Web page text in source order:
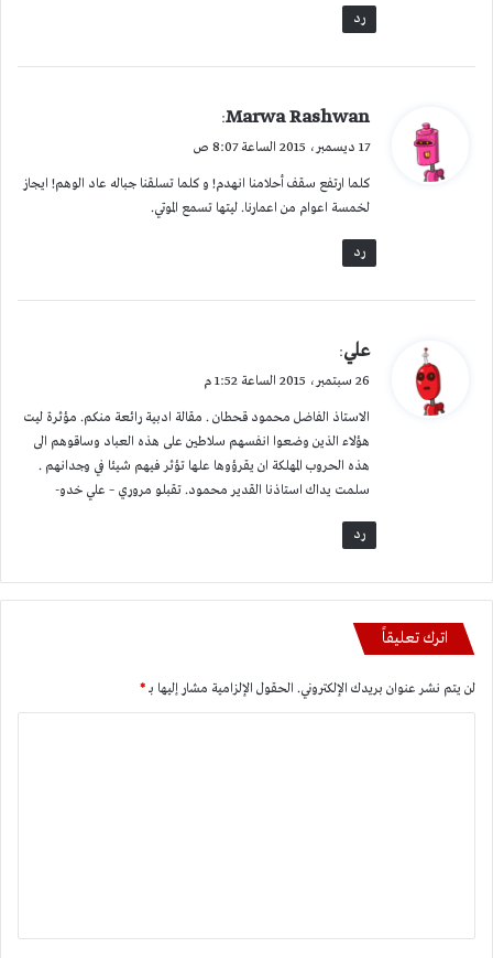
رد
ي
ل
Marwa Rashwan
:
17 ديسمبر، 2015 الساعة 8:07 ص
كلما ارتفع سقف أحلامنا انهدم! و كلما تسلقنا جباله عاد الوهم! ايجاز
لخمسة اعوام من اعمارنا. ليتها تسمع الموتي.
رد
ي
ل
علي:
26 سبتمبر، 2015 الساعة 1:52 م
الاستاذ الفاضل محمود قحطان . مقالة ادبية رائعة منكم. مؤثرة ليت
هؤلاء الذين وضعوا انفسهم سلاطين على هذه العباد وساقوهم الى
هذه الحروب المهلكة ان يقرؤوها علها تؤثر فيهم شيئا في وجدانهم .
سلمت يداك استاذنا القدير محمود. تقبلو مروري – علي خدو-
رد
اترك تعليقاً
لن يتم نشر عنوان بريدك الإلكتروني. الحقول الإلزامية مشار إليها بـ*